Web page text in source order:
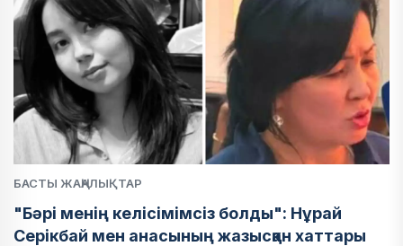
БАСТЫ ЖАҢАЛЫҚТАР
"Бәрі менің келісімімсіз болды": Нұрай
Серікбай мен анасының жазысқан хаттары